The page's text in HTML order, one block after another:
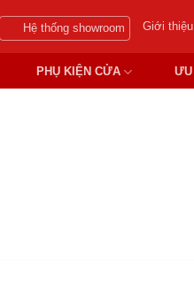
Hệ thống showroom Giới thiệu
PHỤ KIỆN CỬA